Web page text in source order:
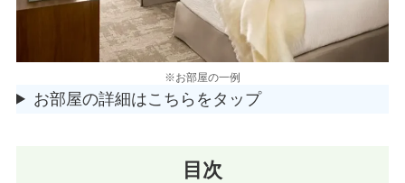
※お部屋の一例
お部屋の詳細はこちらをタップ
目次